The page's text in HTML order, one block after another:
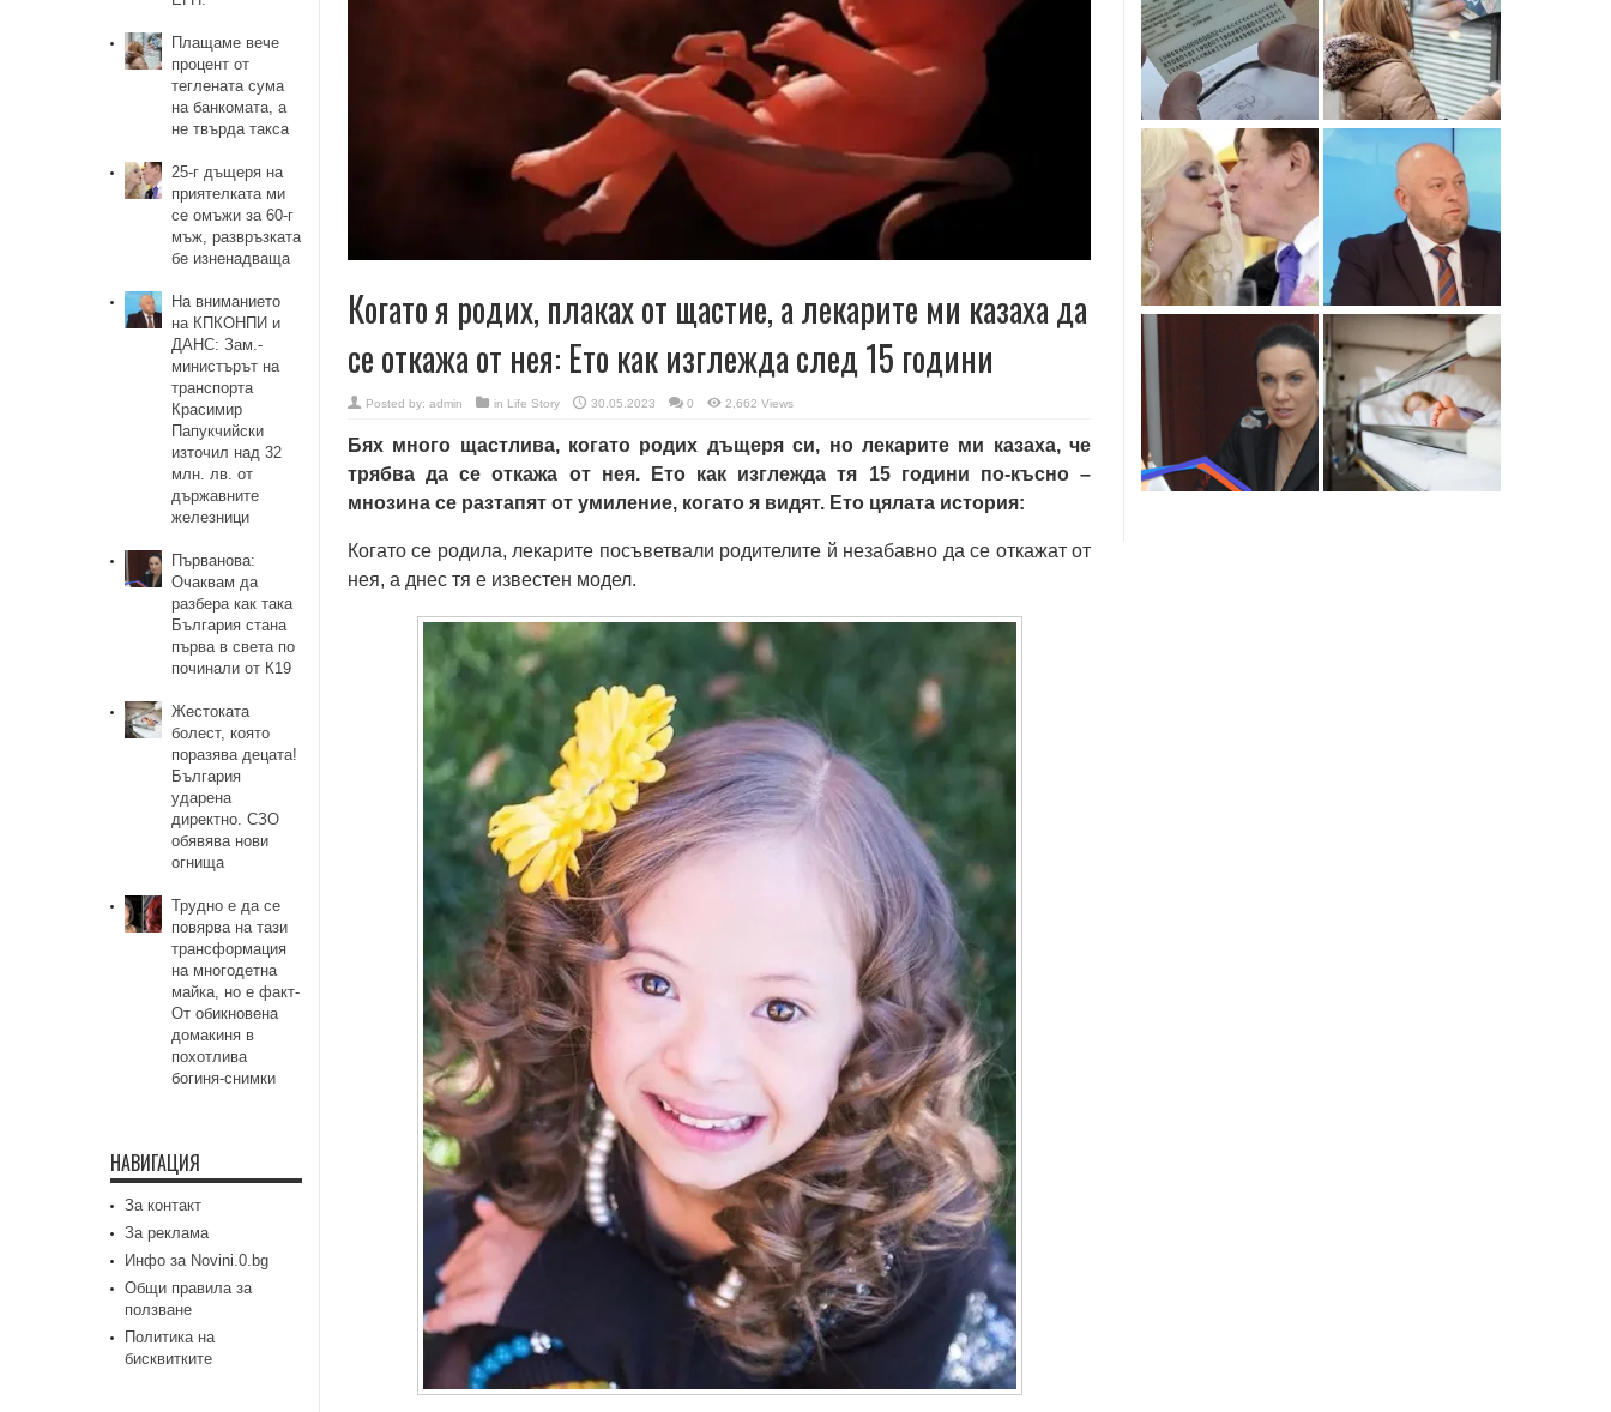
Когато я родих, плаках от щастие, а лекарите ми казаха да
се откажа от нея: Ето как изглежда след 15 години
Posted by: admin in Life Story 30.05.2023 0 2,662 Views
Бях много щастлива, когато родих дъщеря си, но лекарите ми казаха, че
трябва да се откажа от нея. Ето как изглежда тя 15 години по-късно –
мнозина се разтапят от умиление, когато я видят. Ето цялата история:
Когато се родила, лекарите посъветвали родителите й незабавно да се откажат от
нея, а днес тя е известен модел.
Плащаме вече
процент от
теглената сума
на банкомата, а
не твърда такса
25-г дъщеря на
приятелката ми
се омъжи за 60-г
мъж, развръзката
бе изненадваща
На вниманието
на КПКОНПИ и
ДАНС: Зам.-
министърът на
транспорта
Красимир
Папукчийски
източил над 32
млн. лв. от
държавните
железници
Първанова:
Очаквам да
разбера как така
България стана
първа в света по
починали от К19
Жестоката
болест, която
поразява децата!
България
ударена
директно. СЗО
обявява нови
огнища
Трудно е да се
повярва на тази
трансформация
на многодетна
майка, но е факт-
От обикновена
домакиня в
похотлива
богиня-снимки
НАВИГАЦИЯ
За контакт
За реклама
Инфо за Novini.0.bg
Общи правила за
ползване
Политика на
бисквитките